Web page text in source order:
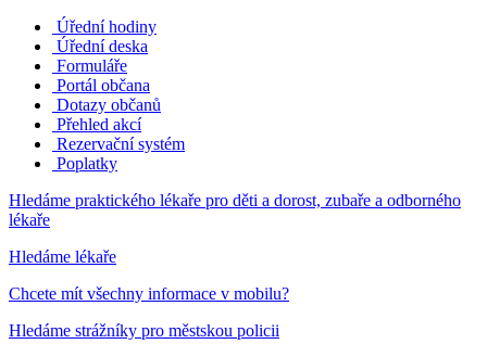
Úřední hodiny
Úřední deska
Formuláře
Portál občana
Dotazy občanů
Přehled akcí
Rezervační systém
Poplatky
Hledáme praktického lékaře pro děti a dorost, zubaře a odborného
lékaře
Hledáme lékaře
Chcete mít všechny informace v mobilu?
Hledáme strážníky pro městskou policii